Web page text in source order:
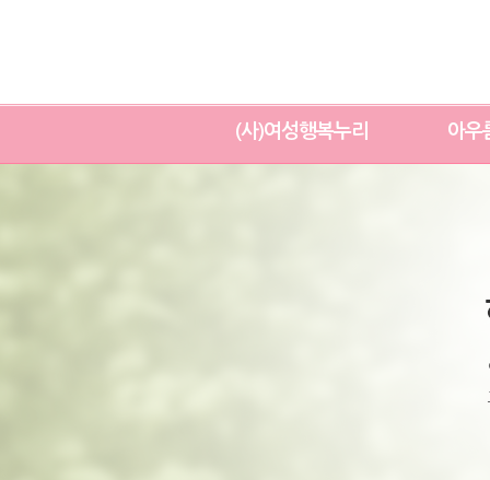
(사)여성행복누리 아우